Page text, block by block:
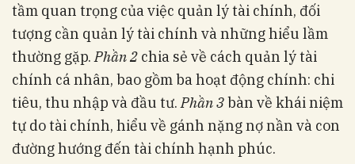
tầm quan trọng của việc quản lý tài chính, đối
tượng cần quản lý tài chính và những hiểu lầm
thường gặp.Phần 2 chia sẻ về cách quản lý tài
chính cá nhân, bao gồm ba hoạt động chính: chi
tiêu, thu nhập và đầu tư.Phần 3bàn về khái niệm
tự do tài chính, hiểu về gánh nặng nợ nần và con
đường hướng đến tài chính hạnh phúc.